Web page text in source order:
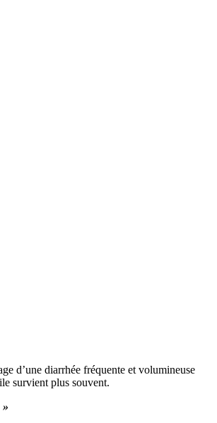
d’une diarrhée fréquente et volumineuse
survient plus souvent.
»